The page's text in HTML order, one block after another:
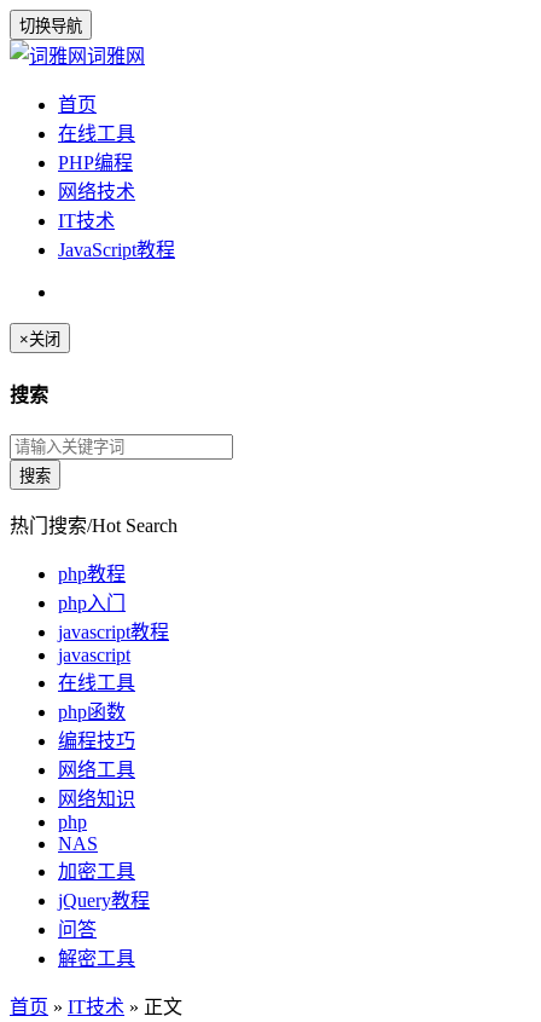
切换导航
词雅网
首页
在线工具
PHP编程
网络技术
IT技术
JavaScript教程
×关闭
搜索
热门搜索/Hot Search
php教程
php入门
javascript教程
javascript
在线工具
php函数
编程技巧
网络工具
网络知识
php
NAS
加密工具
jQuery教程
问答
解密工具
首页 » IT技术 » 正文